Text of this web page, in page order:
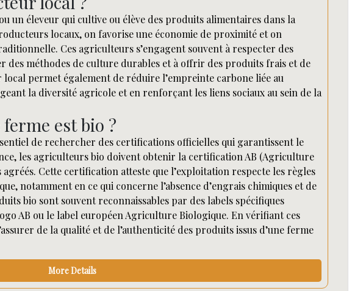
un éleveur qui cultive ou élève des produits alimentaires dans la
locaux, on favorise une économie de proximité et on
Ces agriculteurs s’engagent souvent à respecter des
des méthodes de culture durables et à offrir des produits frais et de
permet également de réduire l’empreinte carbone liée au
la diversité agricole et en renforçant les liens sociaux au sein de la
est bio ?
de rechercher des certifications officielles qui garantissent le
les agriculteurs bio doivent obtenir la certification AB (Agriculture
Cette certification atteste que l’exploitation respecte les règles
notamment en ce qui concerne l’absence d’engrais chimiques et de
bio sont souvent reconnaissables par des labels spécifiques
AB ou le label européen Agriculture Biologique. En vérifiant ces
de la qualité et de l’authenticité des produits issus d’une ferme
More Details